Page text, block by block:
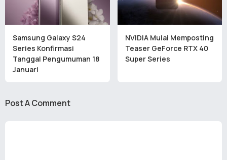
Samsung Galaxy S24
Series Konfirmasi
Tanggal Pengumuman 18
Januari
NVIDIA Mulai Memposting
Teaser GeForce RTX 40
Super Series
Post A Comment